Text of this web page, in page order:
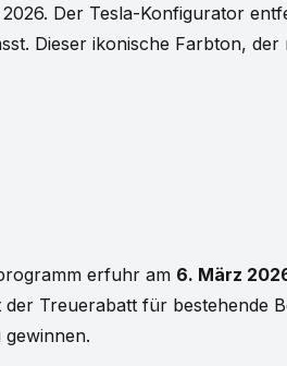
Der Tesla-Konfigurator
Dieser ikonische Farbton, der
erfuhr am 6. März
Treuerabatt für bestehende